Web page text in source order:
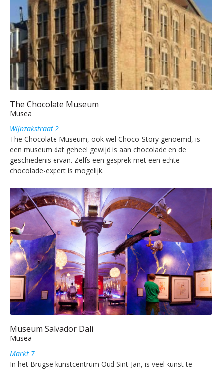
The Chocolate Museum
Musea
Wijnzakstraat 2
The Chocolate Museum, ook wel Choco-Story genoemd, is
een museum dat geheel gewijd is aan chocolade en de
geschiedenis ervan. Zelfs een gesprek met een echte
chocolade-expert is mogelijk.
Museum Salvador Dali
Musea
Markt 7
In het Brugse kunstcentrum Oud Sint-Jan, is veel kunst te